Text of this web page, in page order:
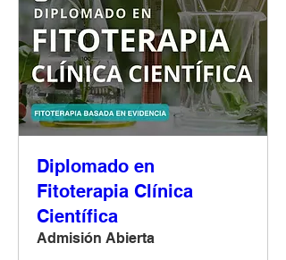
Diplomado en
Fitoterapia Clínica
Científica
Admisión Abierta